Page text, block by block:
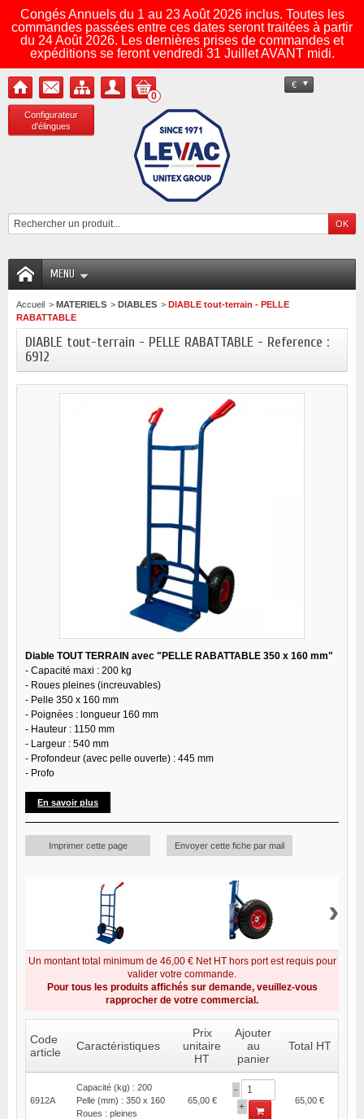
Congés Annuels du 1 au 23 Août 2026 inclus. Toutes les
commandes passées entre ces dates seront traitées à partir
du 24 Août 2026. Les dernières prises de commandes et
expéditions se feront vendredi 31 Juillet AVANT midi.
Configurateur
d'élingues
€
0
MENU
Accueil > MATERIELS > DIABLES > DIABLE tout-terrain - PELLE
RABATTABLE
DIABLE tout-terrain - PELLE RABATTABLE - Reference :
6912
Diable TOUT TERRAIN avec "PELLE RABATTABLE 350 x 160 mm"
- Capacité maxi : 200 kg
- Roues pleines (increuvables)
- Pelle 350 x 160 mm
- Poignées : longueur 160 mm
- Hauteur : 1150 mm
- Largeur : 540 mm
- Profondeur (avec pelle ouverte) : 445 mm
- Profo
En savoir plus
Imprimer cette page Envoyer cette fiche par mail
›
Un montant total minimum de 46,00 € Net HT hors port est requis pour
valider votre commande.
Pour tous les produits affichés sur demande, veuillez-vous
rapprocher de votre commercial.
Code
article
Caractéristiques
Prix
unitaire
HT
Ajouter
au
panier
Total HT
6912A
Capacité (kg) : 200
Pelle (mm) : 350 x 160
Roues : pleines
65,00 €
-
+
65,00 €